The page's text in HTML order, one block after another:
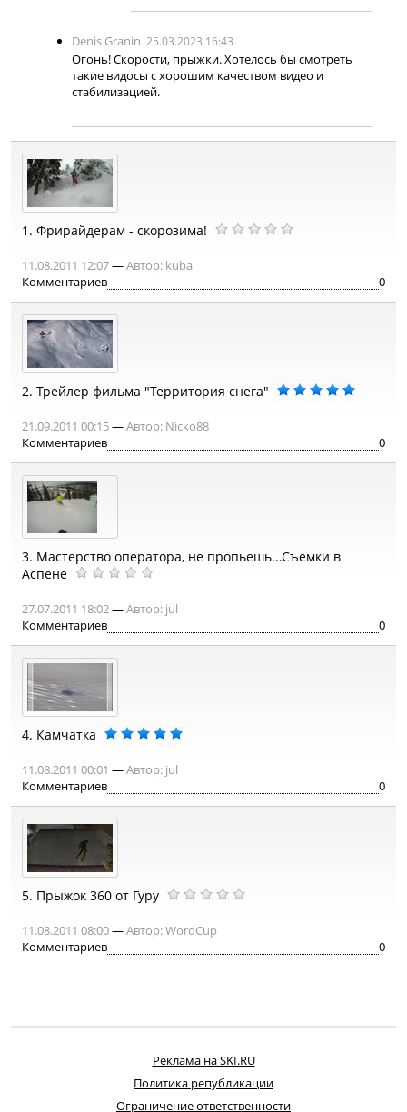
Denis Granin 25.03.2023 16:43
Огонь! Скорости, прыжки. Хотелось бы смотреть
такие видосы с хорошим качеством видео и
стабилизацией.
1. Фрирайдерам - скорозима!
11.08.2011 12:07—Автор: kuba
Комментариев
0
2. Трейлер фильма "Территория снега"
21.09.2011 00:15—Автор: Nicko88
Комментариев
0
3. Мастерство оператора, не пропьешь...Съемки в
Аспене
27.07.2011 18:02—Автор: jul
Комментариев
0
4. Камчатка
11.08.2011 00:01 —Автор: jul
Комментариев
0
5. Прыжок 360 от Гуру
11.08.2011 08:00—Автор:WordCup
Комментариев
0
Реклама на SKI.RU
Политика републикации
Ограничение ответственности